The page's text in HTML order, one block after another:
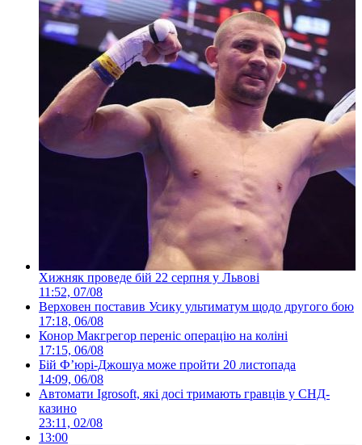
Хижняк проведе бій 22 серпня у Львові
11:52, 07/08
Верховен поставив Усику ультиматум щодо другого бою
17:18, 06/08
Конор Макгрегор переніс операцію на коліні
17:15, 06/08
Бій Ф’юрі-Джошуа може пройти 20 листопада
14:09, 06/08
Автомати Igrosoft, які досі тримають гравців у СНД-
казино
23:11, 02/08
13:00